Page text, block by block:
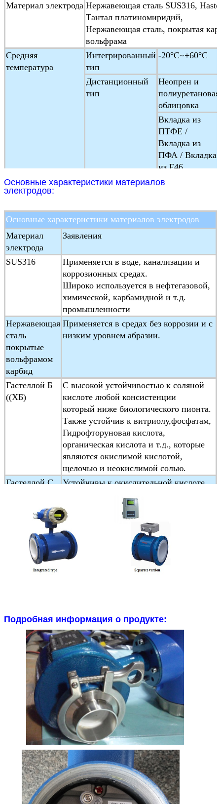
Материал электрода Нержавеющая сталь SUS316,
Тантал платиномиридий,
Нержавеющая сталь, покрытая
вольфрама
Средняя
температура
Интегрированный
тип
-20°C~+60°C
Дистанционный
тип
Неопрен и
полиуретановая
облицовка
Вкладка из
ПТФЕ /
Вкладка из
ПФА / Вкладка
из F46
Температура
окружающей среды
-25°C ~+ 60°C
окружающей среды
Средняя
электропроводность
≥ 20μs/cm
Диапазон
1500:1скорость потока < 15 м/с
Тип конструкции
Интегральный тип,
подводный тип, экс-прочный тип
IP65,IP68 (необязательно)
Отметка "Ex-proof"
ExmdIIT4
Стандарт
продукции
JB/T 9248-1999
Основные характеристики материалов
электродов:
Основные характеристики материалов электродов
Материал
электрода
Заявления
SUS316
Применяется в воде, канализации и
коррозионных средах.
Широко используется в нефтегазовой,
химической, карбамидной и т.д.
промышленности
Нержавеющая
сталь
покрытые
вольфрамом
карбид
Применяется в средах без коррозии и с
низким уровнем абразии.
Гастеллой Б
((ХБ)
С высокой устойчивостью к соляной
кислоте любой консистенции
который ниже биологического пионта.
Также устойчив к витриолу,фосфатам,
Гидрофторуновая кислота,
органическая кислота и т.д., которые
являются окислимой кислотой,
щелочью и неокислимой солью.
Гастеллой C
Устойчивы к окислительной кислоте,
кислота
а также окислимые соли, такие как
Fe+++, Cu++aSt и морская вода
Применяется в морской воде,хлоридах,
гипохлоритной соли,окислительной
Не устойчивы к чистой редуцирующей
кислоте (например, серной кислоте,
соляной кислоте)
кислотная коррозия.
Но если кислота содержит
антиоксиданты, это значительно
уменьшит коррозию.
Тантал
имеющие сильную устойчивость к
коррозионным средам, аналогичную
стеклу
Практически применимо ко всем
химическим средам.
За исключением фториновой кислоты,
масла и щелочей.
Платиновый
иридий
Практически применима во всех
химических средах, кроме соли
Подробная информация о продукте: